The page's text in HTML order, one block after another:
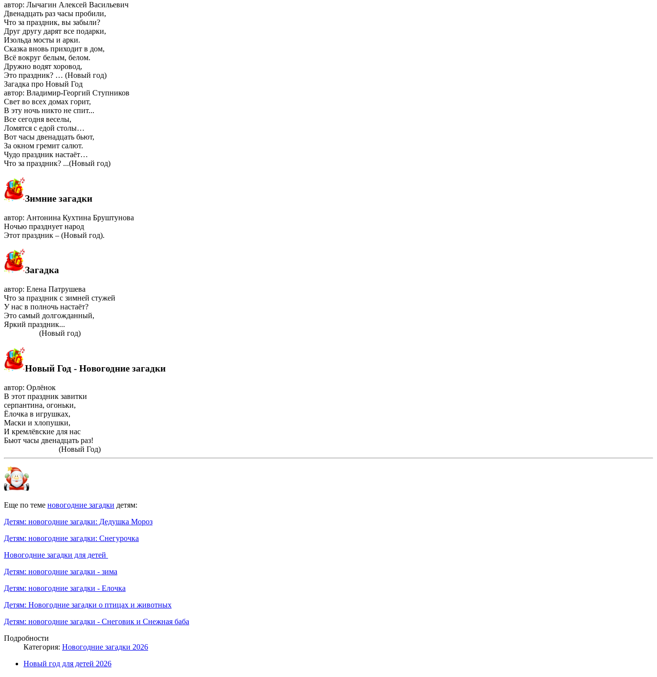
автор: Лычагин Алексей Васильевич
Двенадцать раз часы пробили,
Что за праздник, вы забыли?
Друг другу дарят все подарки,
Изольда мосты и арки.
Сказка вновь приходит в дом,
Всё вокруг белым, белом.
Дружно водят хоровод,
Это праздник? … (Новый год)
Загадка про Новый Год
автор: Владимир-Георгий Ступников
Свет во всех домах горит,
В эту ночь никто не спит...
Все сегодня веселы,
Ломятся с едой столы…
Вот часы двенадцать бьют,
За окном гремит салют.
Чудо праздник настаёт…
Что за праздник? ...(Новый год)
Зимние загадки
автор: Антонина Кухтина Бруштунова
Ночью празднует народ
Этот праздник – (Новый год).
Загадка
автор: Елена Патрушева
Что за праздник с зимней стужей
У нас в полночь настаёт?
Это самый долгожданный,
Яркий праздник...
(Новый год)
Новый Год - Новогодние загадки
автор: Орлёнок
В этот праздник завитки
серпантина, огоньки,
Ёлочка в игрушках,
Маски и хлопушки,
И кремлёвские для нас
Бьют часы двенадцать раз!
(Новый Год)
Еще по теме новогодние загадки детям:
Детям: новогодние загадки: Дедушка Мороз
Детям: новогодние загадки: Снегурочка
Новогодние загадки для детей
Детям: новогодние загадки - зима
Детям: новогодние загадки - Елочка
Детям: Новогодние загадки о птицах и животных
Детям: новогодние загадки - Снеговик и Снежная баба
Подробности
Категория: Новогодние загадки 2026
Новый год для детей 2026